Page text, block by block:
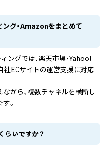
ング・Amazonをまとめて
ングでは、楽天市場・Yahoo!
社ECサイトの運営支援に対応
がら、複数チャネルを横断し
。
らいですか？